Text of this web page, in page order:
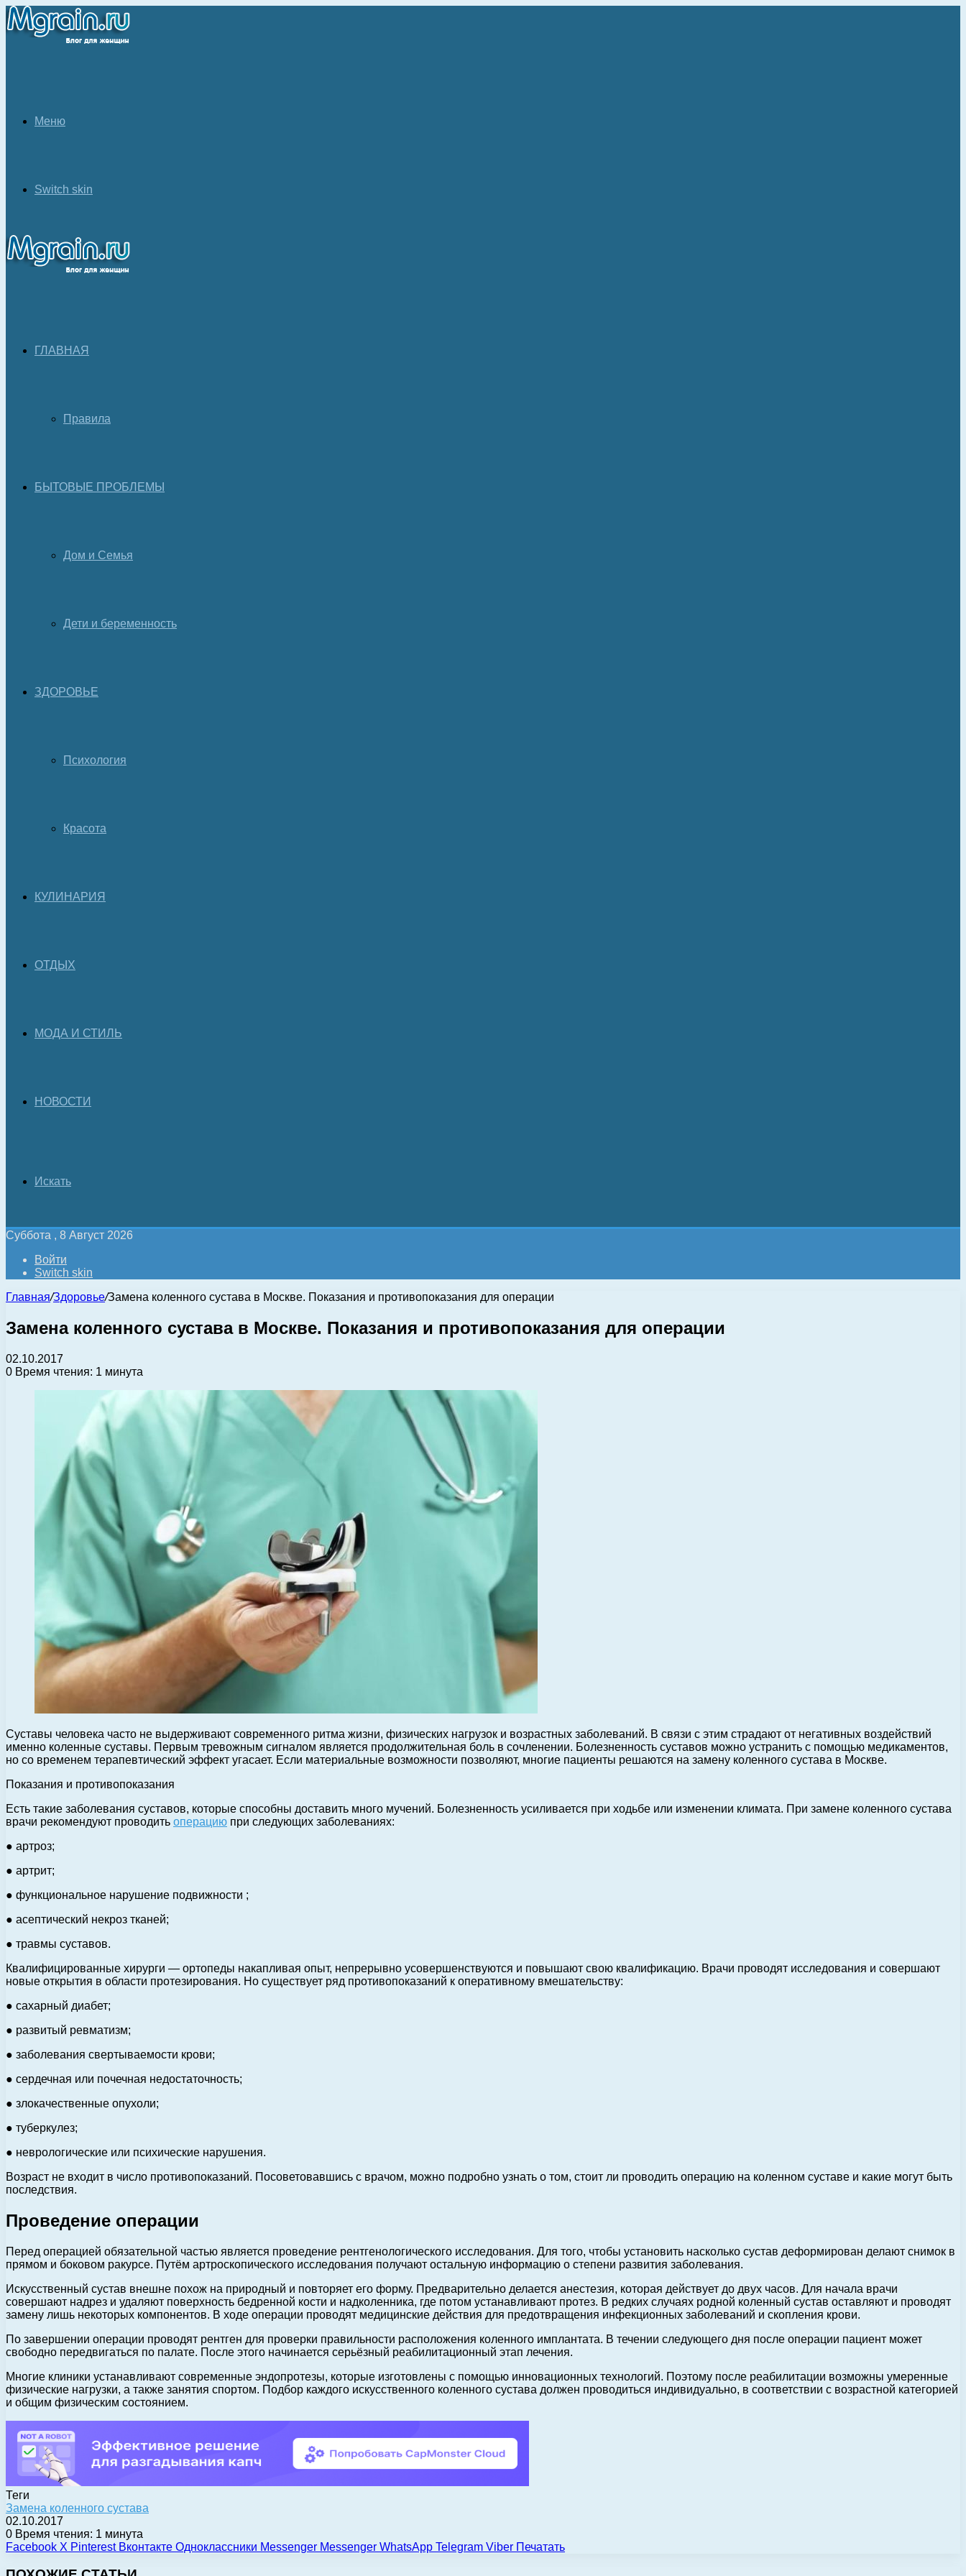
Меню
Switch skin
ГЛАВНАЯ
Правила
БЫТОВЫЕ ПРОБЛЕМЫ
Дом и Семья
Дети и беременность
ЗДОРОВЬЕ
Психология
Красота
КУЛИНАРИЯ
ОТДЫХ
МОДА И СТИЛЬ
НОВОСТИ
Искать
Суббота , 8 Август 2026
Войти
Switch skin
Главная/Здоровье/Замена коленного сустава в Москве. Показания и противопоказания для операции
Замена коленного сустава в Москве. Показания и противопоказания для операции
02.10.2017
0 Время чтения: 1 минута
Суставы человека часто не выдерживают современного ритма жизни, физических нагрузок и возрастных заболеваний. В связи с этим страдают от негативных воздействий
именно коленные суставы. Первым тревожным сигналом является продолжительная боль в сочленении. Болезненность суставов можно устранить с помощью медикаментов,
но со временем терапевтический эффект угасает. Если материальные возможности позволяют, многие пациенты решаются на замену коленного сустава в Москве.
Показания и противопоказания
Есть такие заболевания суставов, которые способны доставить много мучений. Болезненность усиливается при ходьбе или изменении климата. При замене коленного сустава
врачи рекомендуют проводить операцию при следующих заболеваниях:
● артроз;
● артрит;
● функциональное нарушение подвижности ;
● асептический некроз тканей;
● травмы суставов.
Квалифицированные хирурги — ортопеды накапливая опыт, непрерывно усовершенствуются и повышают свою квалификацию. Врачи проводят исследования и совершают
новые открытия в области протезирования. Но существует ряд противопоказаний к оперативному вмешательству:
● сахарный диабет;
● развитый ревматизм;
● заболевания свертываемости крови;
● сердечная или почечная недостаточность;
● злокачественные опухоли;
● туберкулез;
● неврологические или психические нарушения.
Возраст не входит в число противопоказаний. Посоветовавшись с врачом, можно подробно узнать о том, стоит ли проводить операцию на коленном суставе и какие могут быть
последствия.
Проведение операции
Перед операцией обязательной частью является проведение рентгенологического исследования. Для того, чтобы установить насколько сустав деформирован делают снимок в
прямом и боковом ракурсе. Путём артроскопического исследования получают остальную информацию о степени развития заболевания.
Искусственный сустав внешне похож на природный и повторяет его форму. Предварительно делается анестезия, которая действует до двух часов. Для начала врачи
совершают надрез и удаляют поверхность бедренной кости и надколенника, где потом устанавливают протез. В редких случаях родной коленный сустав оставляют и проводят
замену лишь некоторых компонентов. В ходе операции проводят медицинские действия для предотвращения инфекционных заболеваний и скопления крови.
По завершении операции проводят рентген для проверки правильности расположения коленного имплантата. В течении следующего дня после операции пациент может
свободно передвигаться по палате. После этого начинается серьёзный реабилитационный этап лечения.
Многие клиники устанавливают современные эндопротезы, которые изготовлены с помощью инновационных технологий. Поэтому после реабилитации возможны умеренные
физические нагрузки, а также занятия спортом. Подбор каждого искусственного коленного сустава должен проводиться индивидуально, в соответствии с возрастной категорией
и общим физическим состоянием.
Теги
Замена коленного сустава
02.10.2017
0 Время чтения: 1 минута
Facebook X Pinterest Вконтакте Одноклассники Messenger Messenger WhatsApp Telegram Viber Печатать